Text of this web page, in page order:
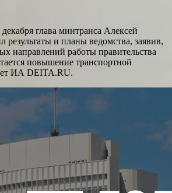
глава минтранса Алексей
результаты и планы ведомства, заявив,
направлений работы правительства
повышение транспортной
ИА DEITA.RU.